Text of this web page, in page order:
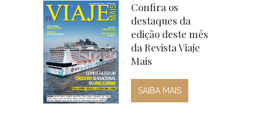
Confira os
destaques da
edição deste mês
da Revista Viaje
Mais
SAIBA MAIS